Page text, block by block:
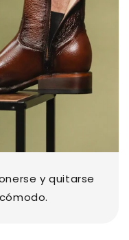
y quitarse